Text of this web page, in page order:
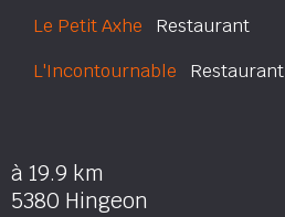
Le Petit Axhe Restaurant
L'Incontournable Restaurant
à 19.9 km
5380 Hingeon